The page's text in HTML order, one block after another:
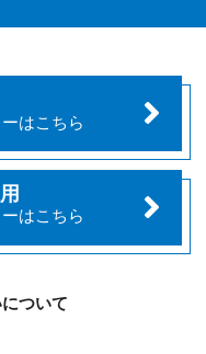
はこちら
はこちら
ついて